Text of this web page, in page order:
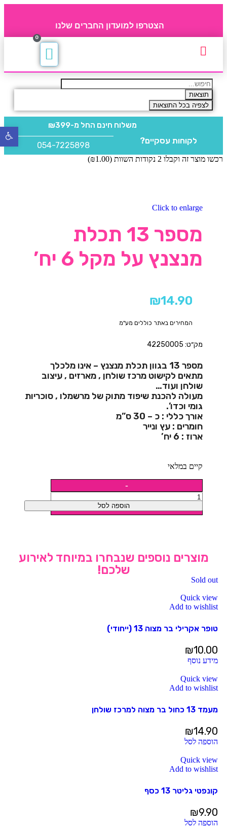
הצטרפו למועדון החברים שלנו
0
תוצאות
לצפיה בכל התוצאות
משלוח חינם החל מ-₪399
לקוחות עסקיים? 054-7225898
רכשו מוצר זה וקבלו 2 נקודות השוות ( ₪1.00
)
Click to enlarge
מספר 13 תכלת
מנצנץ על מקל 6 יח’
₪14.90
המחירים באתר כוללים מע"מ
מק״ט: 42250005
מספר 13 בגוון תכלת מנצנץ – אינו מלכלך
מתאים לקישוט מרכז שולחן , מארזים , עיצוב
שולחן ועוד…
מעולה להכנת שיפוד מתוק של מרשמלו , סוכריות
גומי וכדו’.
אורך כללי : כ – 30 ס”מ
חומרים : עץ ונייר
ארוז : 6 יח’
קיים במלאי
הוספה לסל
מוצרים נוספים שנבחרו במיוחד לאירוע
שלכם!
Sold out
Quick view
Add to wishlist
טופר אקרילי בר מצוה 13 (ייחודי)
₪10.00
מידע נוסף
Quick view
Add to wishlist
מעמד 13 כחול בר מצוה למרכז שולחן
₪14.90
הוספה לסל
Quick view
Add to wishlist
קונפטי גליטר 13 כסף
₪9.90
הוספה לסל
פתח